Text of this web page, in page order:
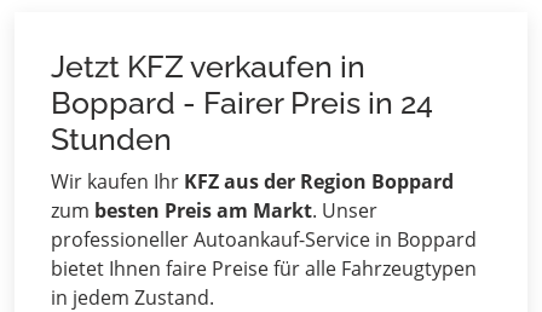
Jetzt KFZ verkaufen in
Boppard - Fairer Preis in 24
Stunden
Wir kaufen Ihr KFZ aus der Region Boppard
zum besten Preis am Markt. Unser
professioneller Autoankauf-Service in Boppard
bietet Ihnen faire Preise für alle Fahrzeugtypen
in jedem Zustand.